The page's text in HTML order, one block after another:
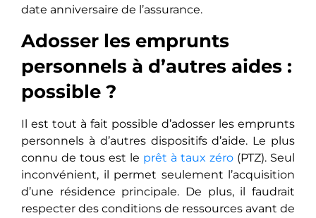
date anniversaire de l’assurance.
Adosser les emprunts
personnels à d’autres aides :
possible ?
Il est tout à fait possible d’adosser les emprunts
personnels à d’autres dispositifs d’aide. Le plus
connu de tous est le prêt à taux zéro (PTZ). Seul
inconvénient, il permet seulement l’acquisition
d’une résidence principale. De plus, il faudrait
respecter des conditions de ressources avant de